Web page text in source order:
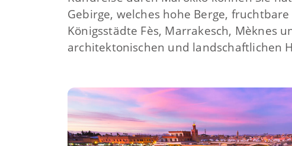
Gebirge, welches hohe Berge,
Königsstädte Fès, Marrakesch, Mèknes
architektonischen und landschaftlichen